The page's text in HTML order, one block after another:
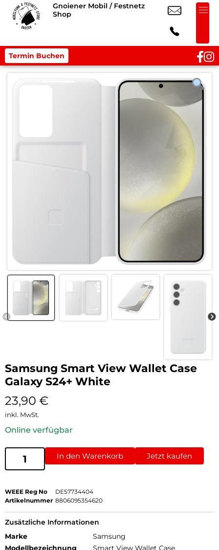
Gnoiener Mobil / Festnetz
Shop
Termin Buchen
Samsung Smart View Wallet Case
Galaxy S24+ White
23,90 €
inkl. MwSt.
Online verfügbar
In den Warenkorb Jetzt kaufen
WEEE Reg No
DE57734404
Artikelnummer 8806095354620
Zusätzliche Informationen
Marke
Samsung
Modellbezeichnung
Smart View Wallet Case